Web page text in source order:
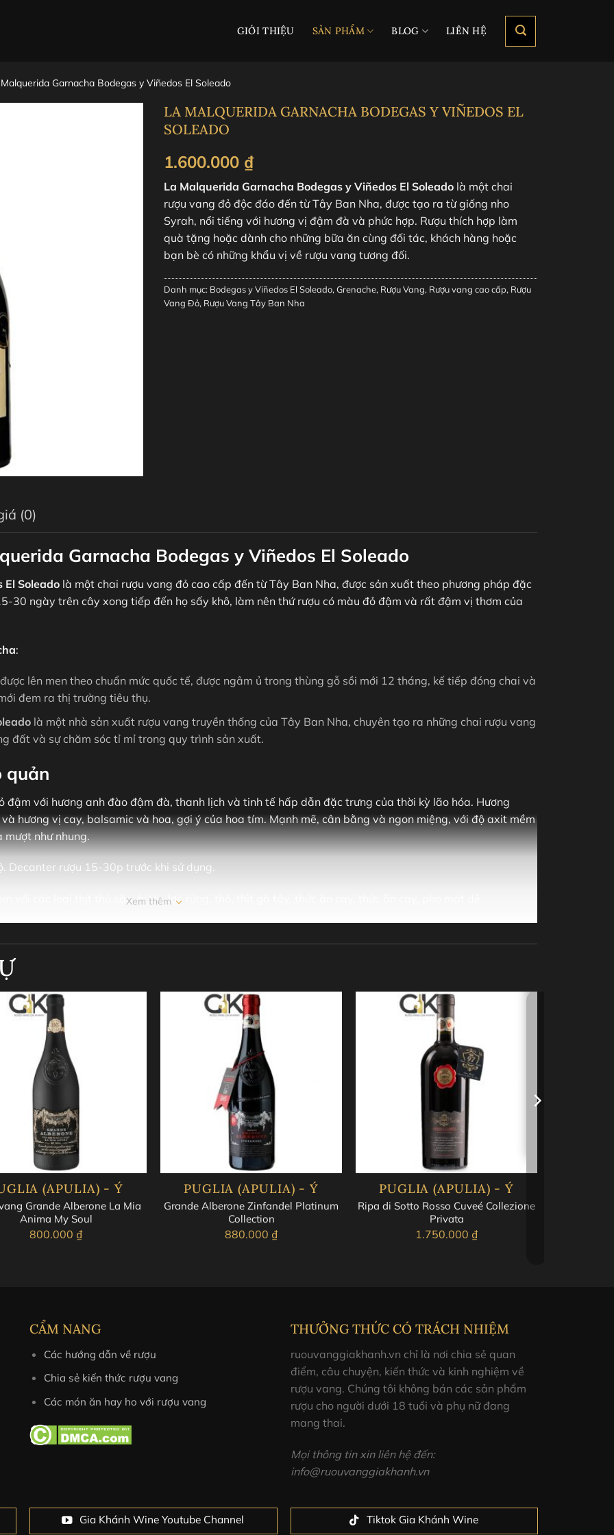
GIỚI THIỆU SẢN PHẨM BLOG LIÊN HỆ
Garnacha Bodegas y Viñedos El Soleado
LA MALQUERIDA GARNACHA BODEGAS Y VIÑEDOS EL
SOLEADO
1.600.000 ₫
La Malquerida Garnacha Bodegas y Viñedos El Soleado là một chai
rượu vang đỏ độc đáo đến từ Tây Ban Nha, được tạo ra từ giống nho
Syrah, nổi tiếng với hương vị đậm đà và phức hợp. Rượu thích hợp làm
quà tặng hoặc dành cho những bữa ăn cùng đối tác, khách hàng hoặc
bạn bè có những khẩu vị về rượu vang tương đối.
Danh mục: Bodegas y Viñedos El Soleado, Grenache, Rượu Vang, Rượu vang cao cấp, Rượu
Vang Đỏ, Rượu Vang Tây Ban Nha
(0)
Garnacha Bodegas y Viñedos El Soleado
El Soleado là một chai rượu vang đỏ cao cấp đến từ Tây Ban Nha, được sản xuất theo phương pháp đặc
30 ngày trên cây xong tiếp đến họ sấy khô, làm nên thứ rượu có màu đỏ đậm và rất đậm vị thơm của
:
lên men theo chuẩn mức quốc tế, được ngâm ủ trong thùng gỗ sồi mới 12 tháng, kế tiếp đóng chai và
đem ra thị trường tiêu thụ.
là một nhà sản xuất rượu vang truyền thống của Tây Ban Nha, chuyên tạo ra những chai rượu vang
đất và sự chăm sóc tỉ mỉ trong quy trình sản xuất.
quản
đậm với hương anh đào đậm đà, thanh lịch và tinh tế hấp dẫn đặc trưng của thời kỳ lão hóa. Hương
hương vị cay, balsamic và hoa, gợi ý của hoa tím. Mạnh mẽ, cân bằng và ngon miệng, với độ axit mềm
mượt như nhung.
Decanter rượu 15-30p trước khi sử dụng.
với các loại thịt thú săn, hươu, lợn rừng, thỏ, thịt gà tây, thức ăn cay, thức ăn cay, pho mát dê
Xem thêm
(APULIA) - Ý
Grande Alberone La Mia
Anima My Soul
800.000 ₫
PUGLIA (APULIA) - Ý
Grande Alberone Zinfandel Platinum
Collection
880.000 ₫
PUGLIA (APULIA) - Ý
Ripa di Sotto Rosso Cuveé Collezione
Privata
1.750.000 ₫
CẨM NANG
Các hướng dẫn về rượu
Chia sẻ kiến thức rượu vang
Các món ăn hay ho với rượu vang
THƯỞNG THỨC CÓ TRÁCH NHIỆM
ruouvanggiakhanh.vn chỉ là nơi chia sẻ quan
điểm, câu chuyện, kiến thức và kinh nghiệm về
rượu vang. Chúng tôi không bán các sản phẩm
rượu cho người dưới 18 tuổi và phụ nữ đang
mang thai.
Mọi thông tin xin liên hệ đến:
info@ruouvanggiakhanh.vn
Gia Khánh Wine Youtube Channel Tiktok Gia Khánh Wine